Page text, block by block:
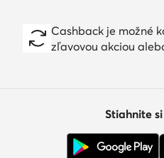
Cashback je možné
zľavovou akciou
Stiahnite